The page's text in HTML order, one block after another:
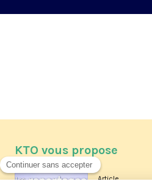
KTO vous propose
Article